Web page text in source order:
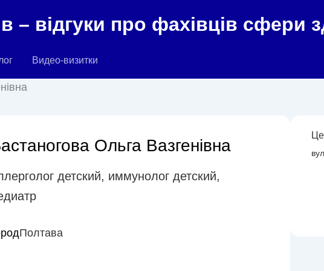
– відгуки про фахівців сфери
Видео-визитки
Ольга Вазгенівна
детский, иммунолог детский,
Полтава